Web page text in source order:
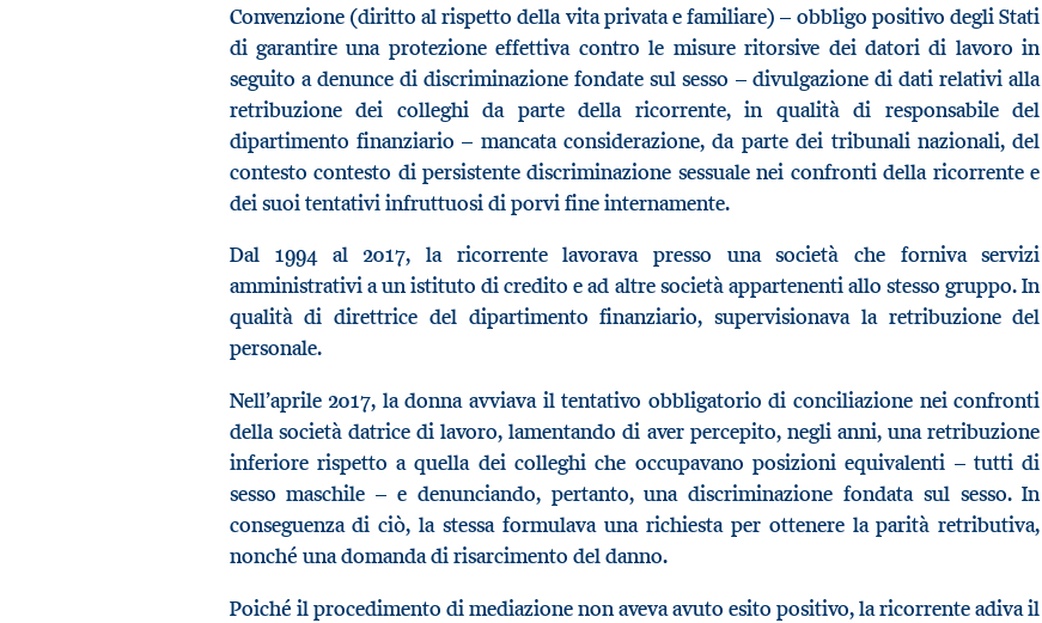
Convenzione (diritto al rispetto della vita privata e familiare) – obbligo positivo degli Stati
di garantire una protezione effettiva contro le misure ritorsive dei datori di lavoro in
seguito a denunce di discriminazione fondate sul sesso – divulgazione di dati relativi alla
retribuzione dei colleghi da parte della ricorrente, in qualità di responsabile del
dipartimento finanziario – mancata considerazione, da parte dei tribunali nazionali, del
contesto contesto di persistente discriminazione sessuale nei confronti della ricorrente e
dei suoi tentativi infruttuosi di porvi fine internamente.
Dal 1994 al 2017, la ricorrente lavorava presso una società che forniva servizi
amministrativi a un istituto di credito e ad altre società appartenenti allo stesso gruppo. In
qualità di direttrice del dipartimento finanziario, supervisionava la retribuzione del
personale.
Nell’aprile 2017, la donna avviava il tentativo obbligatorio di conciliazione nei confronti
della società datrice di lavoro, lamentando di aver percepito, negli anni, una retribuzione
inferiore rispetto a quella dei colleghi che occupavano posizioni equivalenti – tutti di
sesso maschile – e denunciando, pertanto, una discriminazione fondata sul sesso. In
conseguenza di ciò, la stessa formulava una richiesta per ottenere la parità retributiva,
nonché una domanda di risarcimento del danno.
Poiché il procedimento di mediazione non aveva avuto esito positivo, la ricorrente adiva il